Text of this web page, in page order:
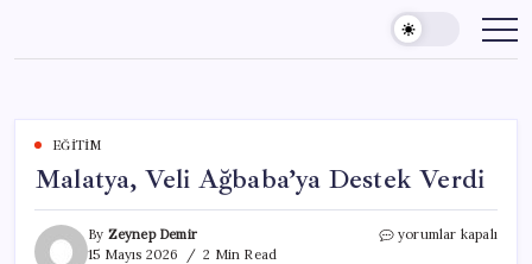
content
EĞITIM
Malatya, Veli Ağbaba’ya Destek Verdi
By Zeynep Demir
15 Mayıs 2026
2 Min Read
Malatya,
yorumlar kapalı